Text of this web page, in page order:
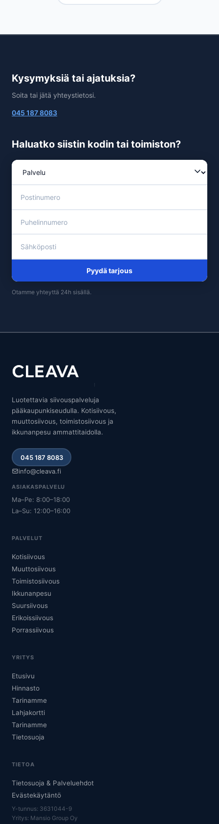
Kysymyksiä tai ajatuksia?
Soita tai jätä yhteystietosi.
045 187 8083
Haluatko siistin kodin tai toimiston?
Pyydä tarjous
Otamme yhteyttä 24h sisällä.
Luotettavia siivouspalveluja
pääkaupunkiseudulla. Kotisiivous,
muuttosiivous, toimistosiivous ja
ikkunanpesu ammattitaidolla.
045 187 8083
info@cleava.fi
ASIAKASPALVELU
Ma–Pe: 8:00–18:00
La–Su: 12:00–16:00
PALVELUT
Kotisiivous
Muuttosiivous
Toimistosiivous
Ikkunanpesu
Suursiivous
Erikoissiivous
Porrassiivous
YRITYS
Etusivu
Hinnasto
Tarinamme
Lahjakortti
Tarinamme
Tietosuoja
TIETOA
Tietosuoja & Palveluehdot
Evästekäytäntö
Y-tunnus: 3631044-9
Yritys: Mansio Group Oy